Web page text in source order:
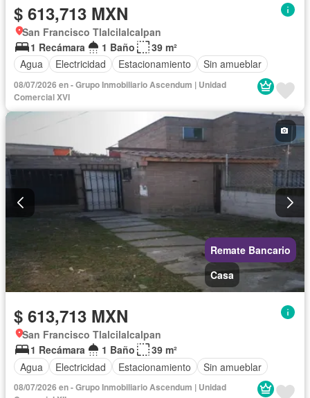
$ 613,713 MXN
San Francisco Tlalcilalcalpan
1 Recámara
1 Baño
39 m²
Agua
Electricidad Estacionamiento Sin amueblar
08/07/2026 en - Grupo Inmobiliario Ascendum | Unidad
Comercial XVI
Remate Bancario
Casa
$ 613,713 MXN
San Francisco Tlalcilalcalpan
1 Recámara
1 Baño
39 m²
Agua
Electricidad Estacionamiento Sin amueblar
08/07/2026 en - Grupo Inmobiliario Ascendum | Unidad